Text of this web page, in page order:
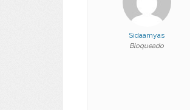
Sidaamyas
Bloqueado